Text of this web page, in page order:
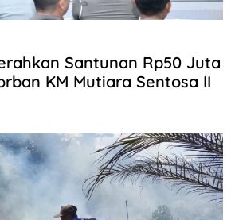
Santunan Rp50 Juta
KM Mutiara Sentosa II